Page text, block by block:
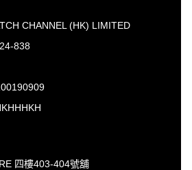
CHANNEL (HK) LIMITED
838
四樓403-404號舖